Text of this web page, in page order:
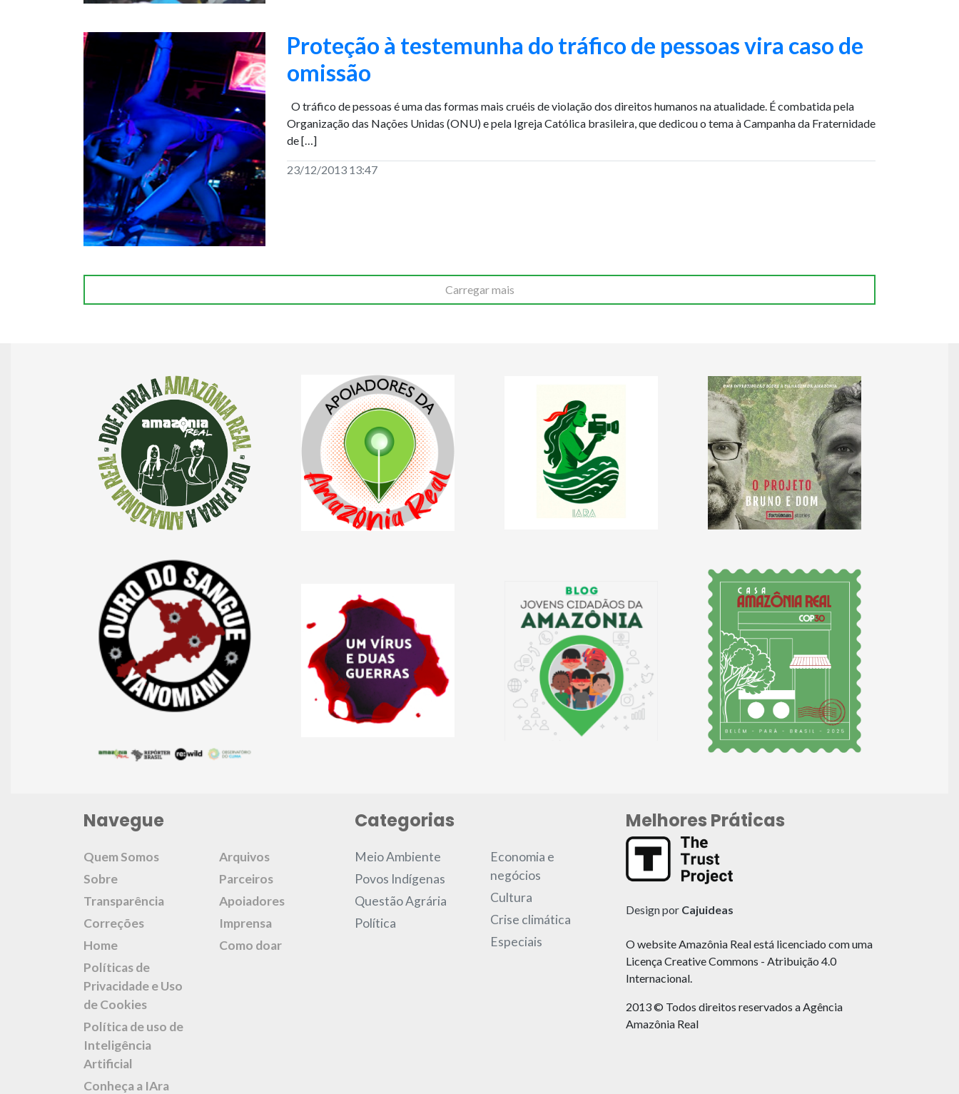
Proteção à testemunha do tráfico de pessoas vira caso de
omissão
O tráfico de pessoas é uma das formas mais cruéis de violação dos direitos humanos na atualidade. É combatida pela
Organização das Nações Unidas (ONU) e pela Igreja Católica brasileira, que dedicou o tema à Campanha da Fraternidade
de […]
23/12/2013 13:47
Carregar mais
Navegue
Quem Somos
Sobre
Transparência
Correções
Home
Políticas de
Privacidade e Uso
de Cookies
Política de uso de
Inteligência
Artificial
Conheça a IAra
Arquivos
Parceiros
Apoiadores
Imprensa
Como doar
Categorias
Meio Ambiente
Povos Indígenas
Questão Agrária
Política
Economia e
negócios
Cultura
Crise climática
Especiais
Melhores Práticas
Design por Cajuideas
O website Amazônia Real está licenciado com uma
Licença Creative Commons - Atribuição 4.0
Internacional.
2013 © Todos direitos reservados a Agência
Amazônia Real